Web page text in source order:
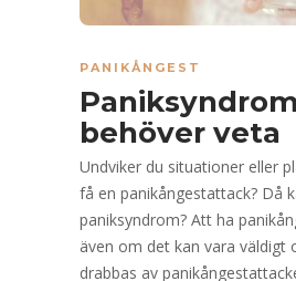
PANIKÅNGEST
behöver veta
Undviker du situationer eller
få en panikångestattack? Då
paniksyndrom? Att ha
även om det kan vara väldigt
drabbas av